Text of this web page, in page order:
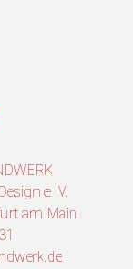
e. V.
am Main